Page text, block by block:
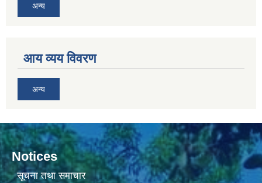
अन्य
आय व्यय विवरण
अन्य
Notices
सूचना तथा समाचार